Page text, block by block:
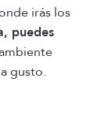
irás los
puedes
gusto.